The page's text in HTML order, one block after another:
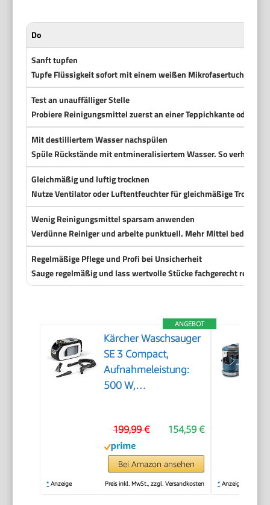
Do
Sanft tupfen
Tupfe Flüssigkeit sofort mit einem weißen Mikrofasertuch ab.
Test an unauffälliger Stelle
Probiere Reinigungsmittel zuerst an einer Teppichkante oder
Mit destilliertem Wasser nachspülen
Spüle Rückstände mit entmineralisiertem Wasser. So
Gleichmäßig und luftig trocknen
Nutze Ventilator oder Luftentfeuchter für gleichmäßige
Wenig Reinigungsmittel sparsam anwenden
Verdünne Reiniger und arbeite punktuell. Mehr Mittel bedeutet
Regelmäßige Pflege und Profi bei Unsicherheit
Sauge regelmäßig und lass wertvolle Stücke fachgerecht
ANGEBOT
Kärcher Waschsauger
SE 3 Compact,
Aufnahmeleistung:
500 W,
Gewicht: 4,1 kg,
Sprühsaugschlauch,
Waschpolsterdüse
und Waschfugendüse,
154,59 €
199,99 €
Bei Amazon ansehen
* Anzeige Preis inkl. MwSt., zzgl. Versandkosten * Anzeige